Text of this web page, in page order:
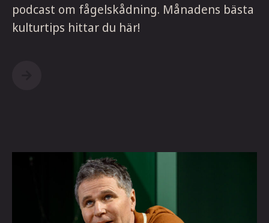
podcast om fågelskådning. Månadens bästa
kulturtips hittar du här!